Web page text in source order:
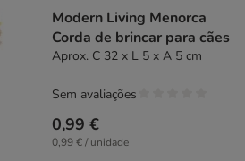
Modern Living Menorca
Corda de brincar para cães
Aprox. C 32 x L 5 x A 5 cm
0,99 €
0,99 € / unidade
Sem avaliações